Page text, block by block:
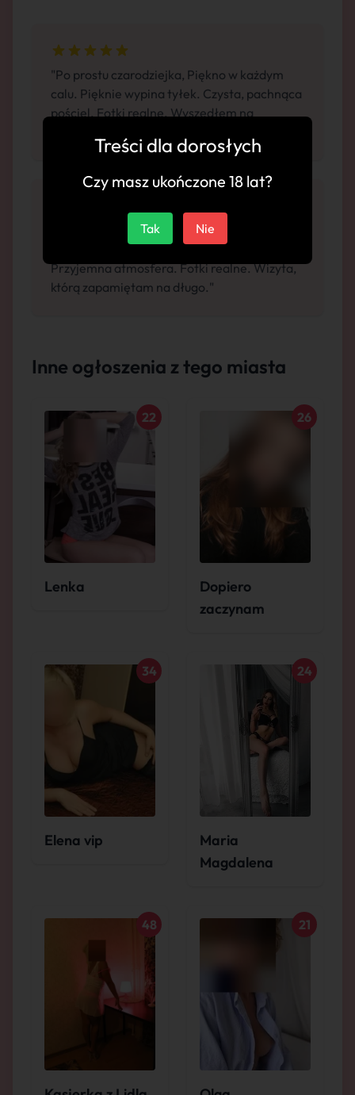
"Po prostu czarodziejka, Piękno w każdym
calu. Pięknie wypina tyłek. Czysta, pachnąca
pościel. Fotki realne. Wyszedłem na
"Byłem dziś u tej dziewczyny, gorący
temperament. Fantastyczna gra wstępna.
Przyjemna atmosfera. Fotki realne. Wizyta,
którą zapamiętam na długo."
Inne ogłoszenia z tego miasta
Lenka
22
Dopiero
zaczynam
26
Elena vip
34
Maria
Magdalena
24
48 21
Treści dla dorosłych
Czy masz ukończone 18 lat?
Tak Nie